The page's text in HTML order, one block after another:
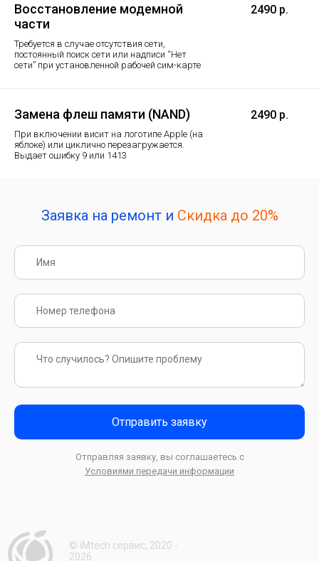
Восстановление модемной
части
Требуется в случае отсутствия сети,
постоянный поиск сети или надписи “Нет
сети” при установленной рабочей сим-карте
2490 р.
Замена флеш памяти (NAND)
При включении висит на логотипе Apple (на
яблоке) или циклично перезагружается.
Выдает ошибку 9 или 1413
2490 р.
Заявка на ремонт и Скидка до 20%
Отправить заявку
Отправляя заявку, вы соглашаетесь с
Условиями передачи информации
© iMtech сервис, 2020 -
2026